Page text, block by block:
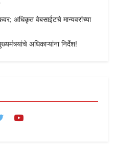
अधिकृत वेबसाईटचे मान्यवरांच्या
अधिकाऱ्यांना निर्देश!